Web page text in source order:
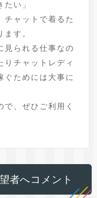
い」
チャットで着るた
す。
見られる仕事なの
りチャットレディ
ぐためには大事に
、ぜひご利用く
者へコメント